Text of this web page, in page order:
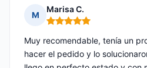
M
Marisa C.
Nota: 5 de 5
Muy recomendable, tenía un
hacer el pedido y lo